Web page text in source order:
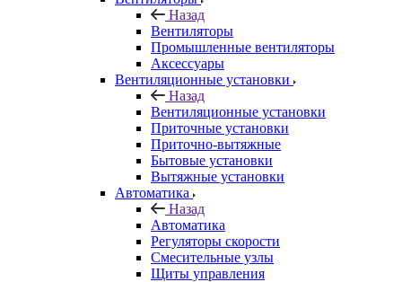
Назад
Вентиляторы
Промышленные вентиляторы
Аксессуары
Вентиляционные установки
Назад
Вентиляционные установки
Приточные установки
Приточно-вытяжные
Бытовые установки
Вытяжные установки
Автоматика
Назад
Автоматика
Регуляторы скорости
Смесительные узлы
Щиты управления